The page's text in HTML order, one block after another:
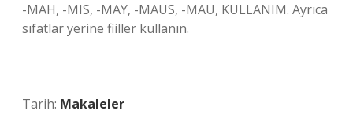
-MAH, -MIS, -MAY, -MAUS, -MAU, KULLANIM. Ayrıca
sıfatlar yerine fiiller kullanın.
Tarih: Makaleler